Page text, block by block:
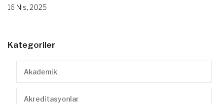
16 Nis, 2025
Kategoriler
Akademik
Akreditasyonlar